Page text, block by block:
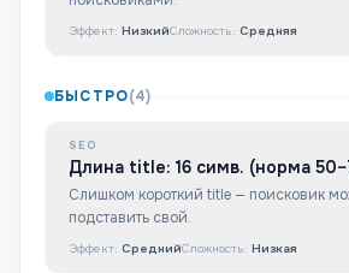
Эффект: НизкийСложность: Средняя
БЫСТРО(4)
SEO
Длина title: 16 симв. (норма
Слишком короткий title — поисковик
подставить свой.
Эффект: СреднийСложность: Низкая